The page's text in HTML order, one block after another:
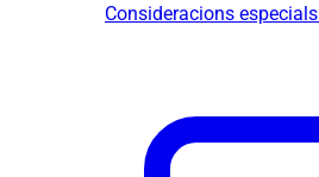
Consideracions especials